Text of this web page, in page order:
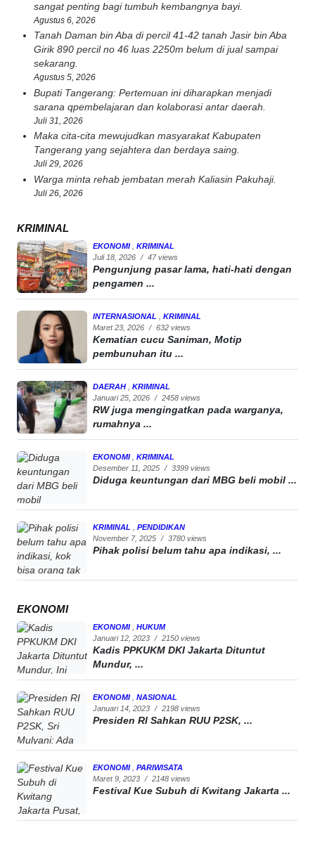
sangat penting bagi tumbuh kembangnya bayi.
Agustus 6, 2026
Tanah Daman bin Aba di percil 41-42 tanah Jasir bin Aba
Girik 890 percil no 46 luas 2250m belum di jual sampai
sekarang.
Agustus 5, 2026
Bupati Tangerang: Pertemuan ini diharapkan menjadi
sarana qpembelajaran dan kolaborasi antar daerah.
Juli 31, 2026
Maka cita-cita mewujudkan masyarakat Kabupaten
Tangerang yang sejahtera dan berdaya saing.
Juli 29, 2026
Warga minta rehab jembatan merah Kaliasin Pakuhaji.
Juli 26, 2026
KRIMINAL
EKONOMI
KRIMINAL
Juli 18, 2026 / 47 views
Pengunjung pasar lama, hati-hati dengan
pengamen ...
INTERNASIONAL
KRIMINAL
Maret 23, 2026 / 632 views
Kematian cucu Saniman, Motip
pembunuhan itu ...
DAERAH
KRIMINAL
Januari 25, 2026 / 2458 views
RW juga mengingatkan pada warganya,
rumahnya ...
EKONOMI
KRIMINAL
Desember 11, 2025 / 3399 views
Diduga keuntungan dari MBG beli mobil ...
KRIMINAL
PENDIDIKAN
November 7, 2025 / 3780 views
Pihak polisi belum tahu apa indikasi, ...
EKONOMI
EKONOMI
HUKUM
Januari 12, 2023 / 2150 views
Kadis PPKUKM DKI Jakarta Dituntut
Mundur, ...
EKONOMI
NASIONAL
Januari 14, 2023 / 2198 views
Presiden RI Sahkan RUU P2SK, ...
EKONOMI
PARIWISATA
Maret 9, 2023 / 2148 views
Festival Kue Subuh di Kwitang Jakarta ...